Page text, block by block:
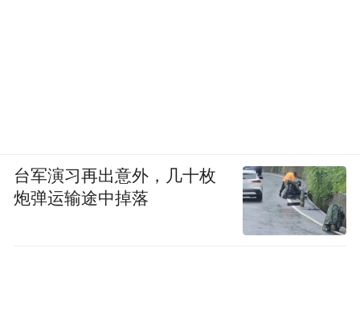
台军演习再出意外，几十枚
炮弹运输途中掉落